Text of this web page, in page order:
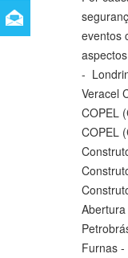
eventos
-
Veracel
COPEL
COPEL
Furnas